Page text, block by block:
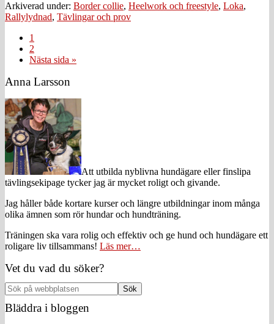
Arkiverad under: Border collie, Heelwork och freestyle, Loka,
Rallylydnad, Tävlingar och prov
Sida
1
Sida
2
Go
Nästa sida »
Primärt
sidofält
Anna Larsson
Att utbilda nyblivna hundägare eller finslipa
tävlingsekipage tycker jag är mycket roligt och givande.
Jag håller både kortare kurser och längre utbildningar inom många
olika ämnen som rör hundar och hundträning.
Träningen ska vara rolig och effektiv och ge hund och hundägare ett
roligare liv tillsammans! Läs mer…
Vet du vad du söker?
Sök
på
webbplatsen
Bläddra i bloggen